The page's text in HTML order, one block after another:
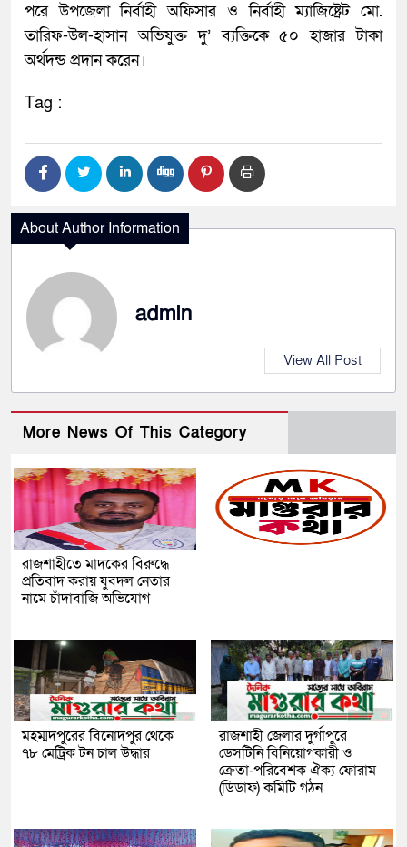
পরে উপজেলা নির্বাহী অফিসার ও নির্বাহী ম্যাজিষ্ট্রেট মো.
তারিফ-উল-হাসান অভিযুক্ত দু’ ব্যক্তিকে ৫০ হাজার টাকা
অর্থদন্ড প্রদান করেন।
Tag :
About Author Information
admin
View All Post
More News Of This Category
রাজশাহীতে মাদকের বিরুদ্ধে
প্রতিবাদ করায় যুবদল নেতার
নামে চাঁদাবাজি অভিযোগ
মহম্মদপুরের বিনোদপুর থেকে
৭৮ মেট্রিক টন চাল উদ্ধার
রাজশাহী জেলার দুর্গাপুরে
ডেসটিনি বিনিয়োগকারী ও
ক্রেতা-পরিবেশক ঐক্য ফোরাম
(ডিডাফ) কমিটি গঠন